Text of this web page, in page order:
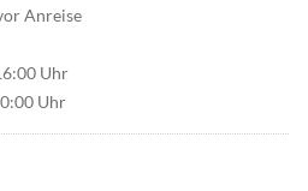
Anreise
Uhr
Uhr